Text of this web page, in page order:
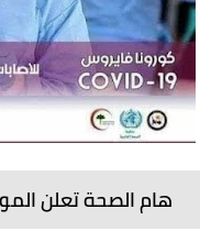
هام الصحة تعلن